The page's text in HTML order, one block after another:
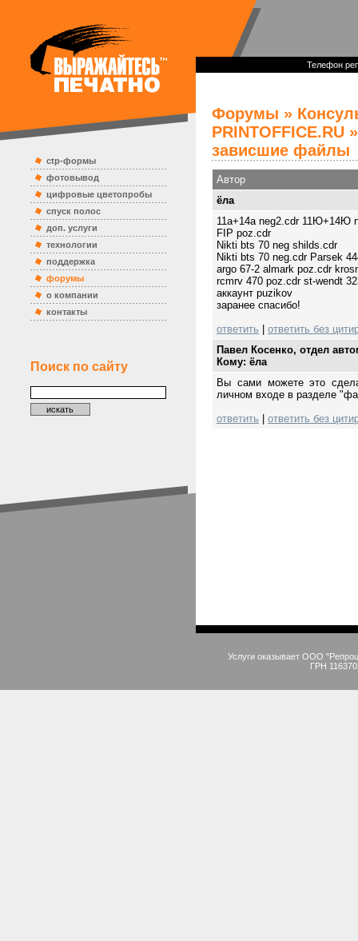
ctp-формы
фотовывод
цифровые цветопробы
спуск полос
доп. услуги
технологии
поддержка
форумы
о компании
контакты
Поиск по сайту
Телефон
Форумы »
PRINTOFFICE.RU
зависшие файлы
Автор
ёла
11a+14a neg2.cdr 11Ю+14Ю
FIP poz.cdr
Nikti bts 70 neg shilds.cdr
Nikti bts 70 neg.cdr Parsek
argo 67-2 almark poz.cdr
rcmrv 470 poz.cdr st-wendt
аккаунт puzikov
заранее спасибо!
ответить
ответить без
Павел Косенко, отдел
Кому: ёла
Вы сами можете это
личном входе в разделе
ответить
ответить без
Услуги оказывает ООО
ГРН